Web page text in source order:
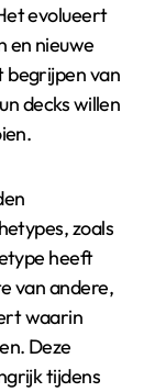
evolueert
en nieuwe
van
decks willen
zoals
heeft
van andere,
waarin
Deze
tijdens